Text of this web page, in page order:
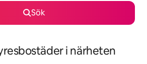
Sök
i närheten